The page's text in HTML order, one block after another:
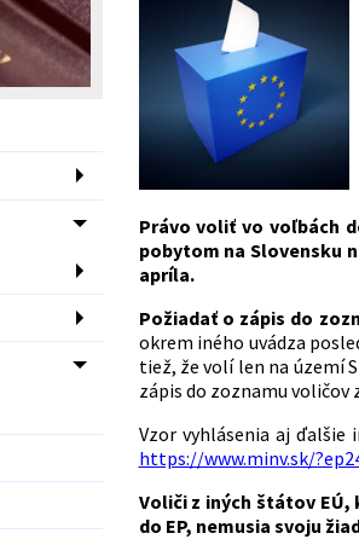
Právo voliť vo voľbách
pobytom na Slovensku
apríla.
Požiadať o zápis do
okrem iného uvádza
tiež, že volí len na území
zápis do zoznamu voličov
Vzor vyhlásenia aj ďalšie
https://www.minv.sk/
Voliči z iných štátov
do EP, nemusia svoju